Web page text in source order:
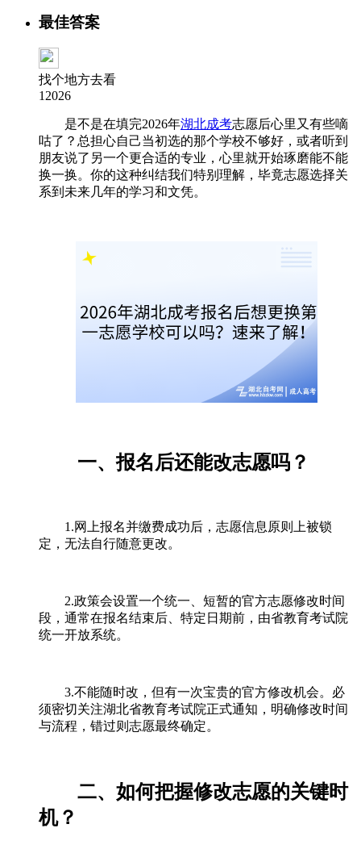
最佳答案
找个地方去看
12026
是不是在填完2026年湖北成考志愿后心里又有些嘀
咕了？总担心自己当初选的那个学校不够好，或者听到
朋友说了另一个更合适的专业，心里就开始琢磨能不能
换一换。你的这种纠结我们特别理解，毕竟志愿选择关
系到未来几年的学习和文凭。
一、报名后还能改志愿吗？
1.网上报名并缴费成功后，志愿信息原则上被锁
定，无法自行随意更改。
2.政策会设置一个统一、短暂的官方志愿修改时间
段，通常在报名结束后、特定日期前，由省教育考试院
统一开放系统。
3.不能随时改，但有一次宝贵的官方修改机会。必
须密切关注湖北省教育考试院正式通知，明确修改时间
与流程，错过则志愿最终确定。
二、如何把握修改志愿的关键时
机？